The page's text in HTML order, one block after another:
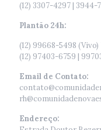
(12) 3307-4297 | 3944-
Plantão 24h:
(12) 99668-5498 (Vivo)
(12) 97403-6759 |
Email de Contato:
Endereço: